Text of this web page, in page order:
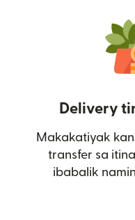
sa bagong window)
Delivery
Makakatiyak
transfer sa
ibabalik